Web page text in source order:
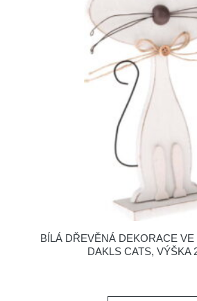
BÍLÁ DŘEVĚNÁ DEKORACE
DAKLS CATS, VÝŠKA